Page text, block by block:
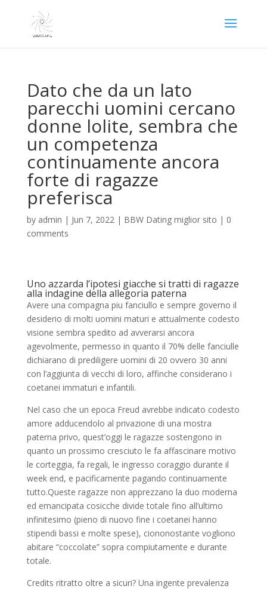
Dato che da un lato
parecchi uomini cercano
donne lolite, sembra che
un competenza
continuamente ancora
forte di ragazze
preferisca
by admin | Jun 7, 2022| BBW Dating miglior sito | 0
comments
Uno azzarda l’ipotesi giacche si tratti di ragazze
alla indagine della allegoria paterna
Avere una compagna piu fanciullo e sempre governo il
desiderio di molti uomini maturi e attualmente codesto
visione sembra spedito ad avverarsi ancora
agevolmente, permesso in quanto il 70% delle fanciulle
dichiarano di prediligere uomini di 20 ovvero 30 anni
con l’aggiunta di vecchi di loro, affinche considerano i
coetanei immaturi e infantili.
Nel caso che un epoca Freud avrebbe indicato codesto
amore adducendolo al privazione di una mostra
paterna privo, quest’oggi le ragazze sostengono in
quanto un prossimo cresciuto le fa affascinare motivo
le corteggia, fa regali, le ingresso coraggio durante il
week end, e pacificamente pagando continuamente
tutto.Queste ragazze non apprezzano la duo moderna
ed emancipata cosicche divide totale fino all’ultimo
infinitesimo (pieno di nuovo fine i coetanei hanno
stipendi bassi e molte spese), ciononostante vogliono
abitare “coccolate” sopra compiutamente e durante
totale.
Credits ritratto oltre a sicuri? Una ingente prevalenza